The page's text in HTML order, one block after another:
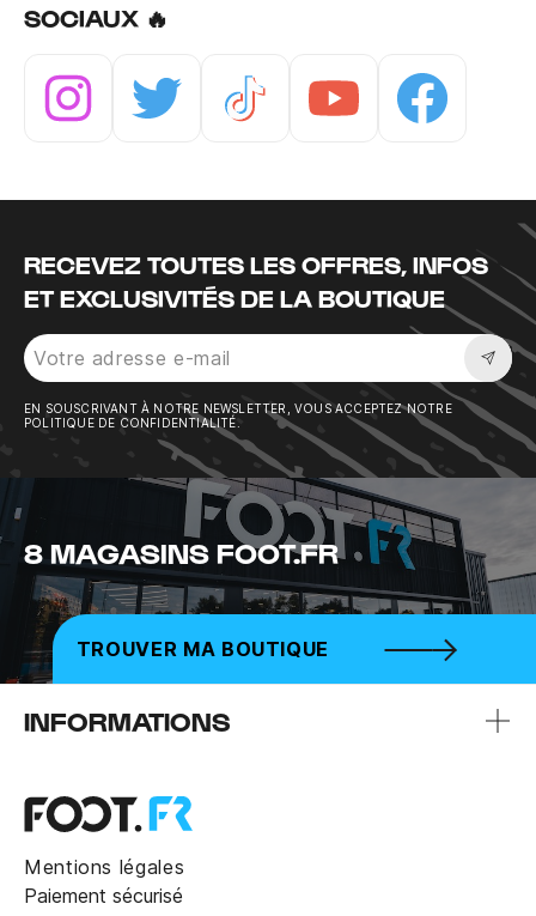
SOCIAUX 🔥
RECEVEZ TOUTES LES OFFRES, INFOS
ET EXCLUSIVITÉS DE LA BOUTIQUE
EN SOUSCRIVANT À NOTRE NEWSLETTER, VOUS ACCEPTEZ NOTRE
POLITIQUE DE CONFIDENTIALITÉ.
8 MAGASINS FOOT.FR
TROUVER MA BOUTIQUE
INFORMATIONS
Mentions légales
Paiement sécurisé